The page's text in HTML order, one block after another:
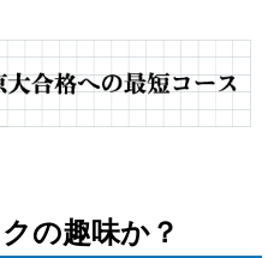
の趣味か？